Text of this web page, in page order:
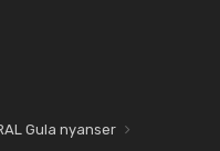
Gula nyanser